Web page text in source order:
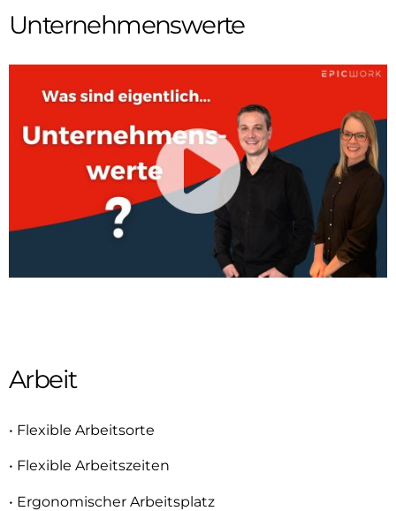
Unternehmenswerte
Arbeit
• Flexible Arbeitsorte
• Flexible Arbeitszeiten
• Ergonomischer Arbeitsplatz